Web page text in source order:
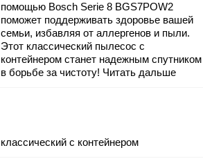
помощью Bosch Serie 8 BGS7POW2
поможет поддерживать здоровье вашей
семьи, избавляя от аллергенов и пыли.
Этот классический пылесос с
контейнером станет надежным спутником
в борьбе за чистоту! Читать дальше
классический с контейнером